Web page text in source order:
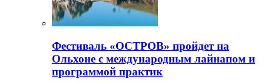
Фестиваль «ОСТРОВ» пройдет на
Ольхоне с международным лайнапом и
программой практик